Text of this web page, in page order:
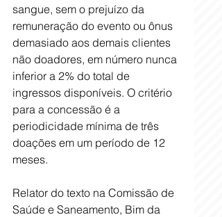
sangue, sem o prejuízo da
remuneração do evento ou ônus
demasiado aos demais clientes
não doadores, em número nunca
inferior a 2% do total de
ingressos disponíveis. O critério
para a concessão é a
periodicidade mínima de três
doações em um período de 12
meses.
Relator do texto na Comissão de
Saúde e Saneamento, Bim da